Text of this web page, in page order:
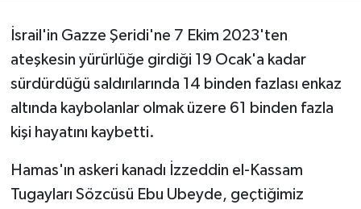
İsrail'in Gazze Şeridi'ne 7 Ekim 2023'ten
ateşkesin yürürlüğe girdiği 19 Ocak'a kadar
sürdürdüğü saldırılarında 14 binden fazlası enkaz
altında kaybolanlar olmak üzere 61 binden fazla
kişi hayatını kaybetti.
Hamas'ın askeri kanadı İzzeddin el-Kassam
Tugayları Sözcüsü Ebu Ubeyde, geçtiğimiz